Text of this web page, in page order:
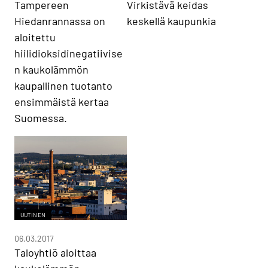
Tampereen
Hiedanrannassa on
aloitettu
hiilidioksidinegatiivise
n kaukolämmön
kaupallinen tuotanto
ensimmäistä kertaa
Suomessa.
Virkistävä keidas
keskellä kaupunkia
UUTINEN
Taloyhtiö aloittaa
06.03.2017